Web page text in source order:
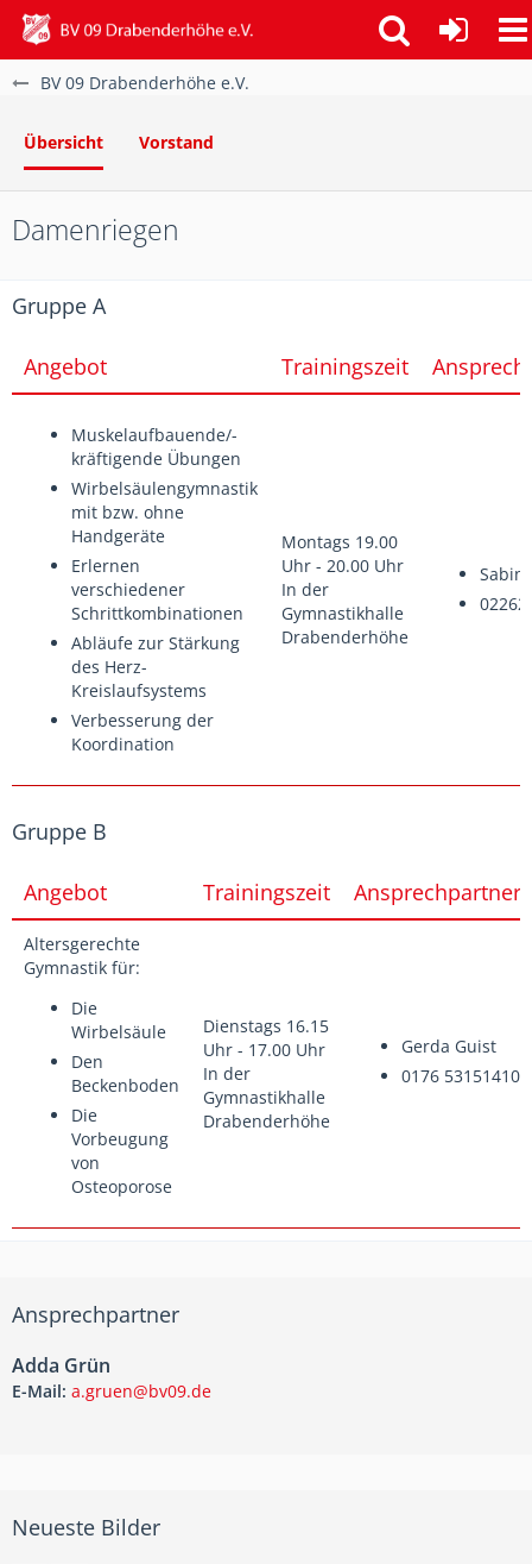
BV 09 Drabenderhöhe e.V.
Übersicht Vorstand
Damenriegen
Gruppe A
Angebot Trainingszeit
Muskelaufbauende/-
kräftigende Übungen
Wirbelsäulengymnastik
mit bzw. ohne
Handgeräte
Erlernen
verschiedener
Schrittkombinationen
Abläufe zur Stärkung
des Herz-
Kreislaufsystems
Verbesserung der
Koordination
Montags 19.00
Uhr - 20.00 Uhr
In der
Gymnastikhalle
Drabenderhöhe
Gruppe B
Angebot Trainingszeit Ansprechpartner
Altersgerechte
Gymnastik für:
Die
Wirbelsäule
Den
Beckenboden
Die
Vorbeugung
von
Osteoporose
Dienstags 16.15
Uhr - 17.00 Uhr
In der
Gymnastikhalle
Drabenderhöhe
Gerda Guist
0176 53151410
Ansprechpartner
Adda Grün
E-Mail: a.gruen@bv09.de
Neueste Bilder